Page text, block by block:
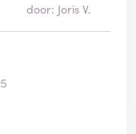
door: Joris V.